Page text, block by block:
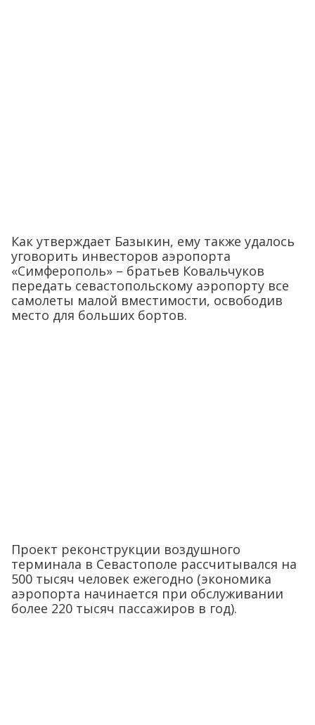
Как утверждает Базыкин, ему также удалось
уговорить инвесторов аэропорта
«Симферополь» – братьев Ковальчуков
передать севастопольскому аэропорту все
самолеты малой вместимости, освободив
место для больших бортов.
Проект реконструкции воздушного
терминала в Севастополе рассчитывался на
500 тысяч человек ежегодно (экономика
аэропорта начинается при обслуживании
более 220 тысяч пассажиров в год).